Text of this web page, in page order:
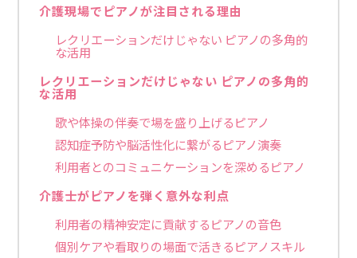
介護現場でピアノが注目される理由
レクリエーションだけじゃない ピアノの多角的
な活用
レクリエーションだけじゃない ピアノの多角的
な活用
歌や体操の伴奏で場を盛り上げるピアノ
認知症予防や脳活性化に繋がるピアノ演奏
利用者とのコミュニケーションを深めるピアノ
介護士がピアノを弾く意外な利点
利用者の精神安定に貢献するピアノの音色
個別ケアや看取りの場面で活きるピアノスキル